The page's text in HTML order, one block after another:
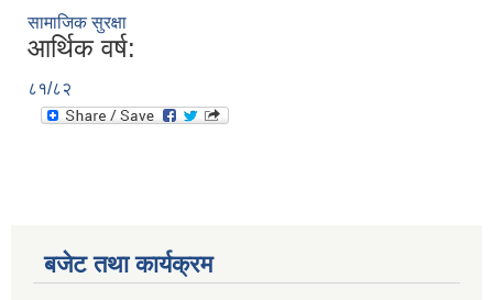
सामाजिक सुरक्षा
आर्थिक वर्ष:
८१/८२
बजेट तथा कार्यक्रम